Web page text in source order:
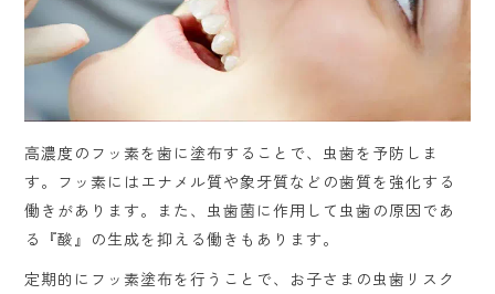
高濃度のフッ素を歯に塗布することで、虫歯を予防しま
す。フッ素にはエナメル質や象牙質などの歯質を強化する
働きがあります。また、虫歯菌に作用して虫歯の原因であ
る『酸』の生成を抑える働きもあります。
定期的にフッ素塗布を行うことで、お子さまの虫歯リスク